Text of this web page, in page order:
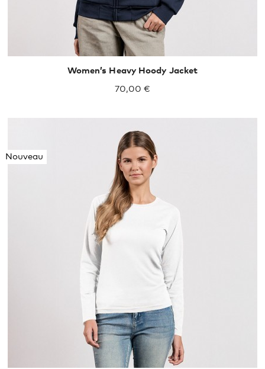
Women’s Heavy Hoody Jacket
70,00 €
Nouveau
S M